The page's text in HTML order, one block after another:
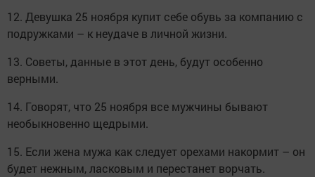
12. Девушка 25 ноября купит себе обувь за компанию с
подружками – к неудаче в личной жизни.
13. Советы, данные в этот день, будут особенно
верными.
14. Говорят, что 25 ноября все мужчины бывают
необыкновенно щедрыми.
15. Если жена мужа как следует орехами накормит – он
будет нежным, ласковым и перестанет ворчать.